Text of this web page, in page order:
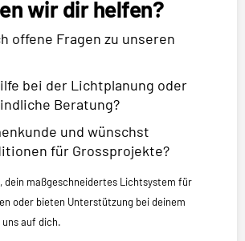
wir dir helfen?
offene Fragen zu unseren
bei der Lichtplanung oder
Beratung?
und wünschst
für Grossprojekte?
dein maßgeschneidertes Lichtsystem für
oder bieten Unterstützung bei deinem
auf dich.